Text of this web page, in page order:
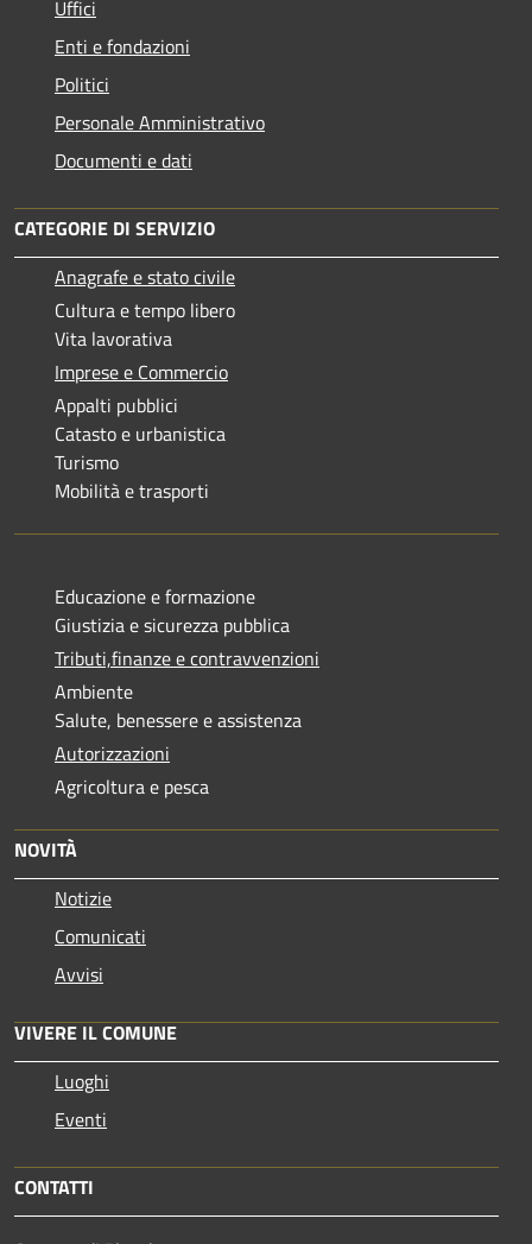
Uffici
Enti e fondazioni
Politici
Personale Amministrativo
Documenti e dati
CATEGORIE DI SERVIZIO
Anagrafe e stato civile
Cultura e tempo libero
Vita lavorativa
Imprese e Commercio
Appalti pubblici
Catasto e urbanistica
Turismo
Mobilità e trasporti
Educazione e formazione
Giustizia e sicurezza pubblica
Tributi,finanze e contravvenzioni
Ambiente
Salute, benessere e assistenza
Autorizzazioni
Agricoltura e pesca
NOVITÀ
Notizie
Comunicati
Avvisi
VIVERE IL COMUNE
Luoghi
Eventi
CONTATTI